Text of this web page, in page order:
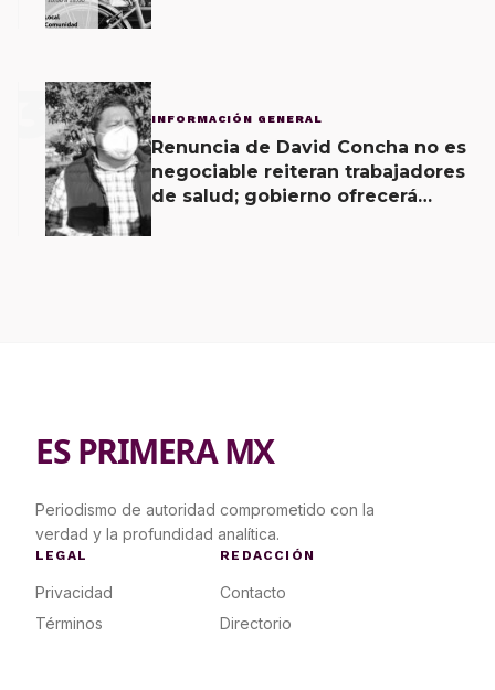
3 INFORMACIÓN GENERAL
Renuncia de David Concha no es
negociable reiteran trabajadores
de salud; gobierno ofrecerá
ES PRIMERA MX
Periodismo de autoridad comprometido con la
verdad y la profundidad analítica.
LEGAL
Privacidad
Términos
REDACCIÓN
Contacto
Directorio